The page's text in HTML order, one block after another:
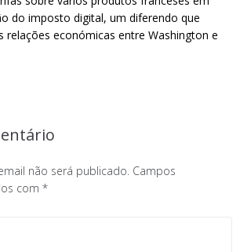
do imposto digital, um diferendo que
relações económicas entre Washington e
não será publicado. Campos
com *